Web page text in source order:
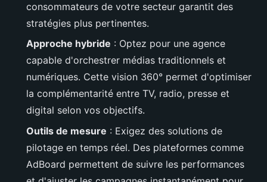
consommateurs de votre secteur garantit des
stratégies plus pertinentes.
Approche hybride : Optez pour une agence
capable d'orchestrer médias traditionnels et
numériques. Cette vision 360° permet d'optimiser
la complémentarité entre TV, radio, presse et
digital selon vos objectifs.
Outils de mesure : Exigez des solutions de
pilotage en temps réel. Des plateformes comme
AdBoard permettent de suivre les performances